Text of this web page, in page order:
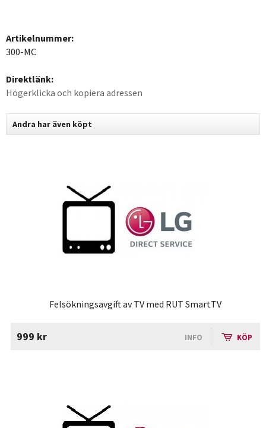
Artikelnummer:
300-MC
Direktlänk:
Högerklicka och kopiera adressen
Andra har även köpt
Felsökningsavgift av TV med RUT SmartTV
999 kr INFO KÖP